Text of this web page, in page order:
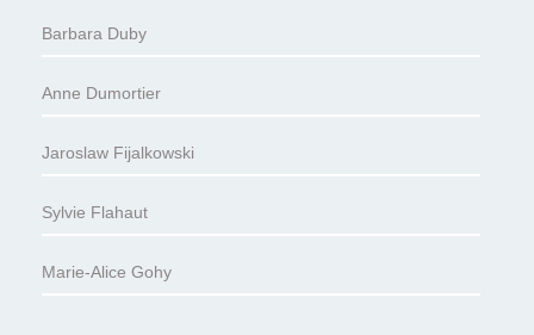
Barbara Duby
Anne Dumortier
Jaroslaw Fijalkowski
Sylvie Flahaut
Marie-Alice Gohy